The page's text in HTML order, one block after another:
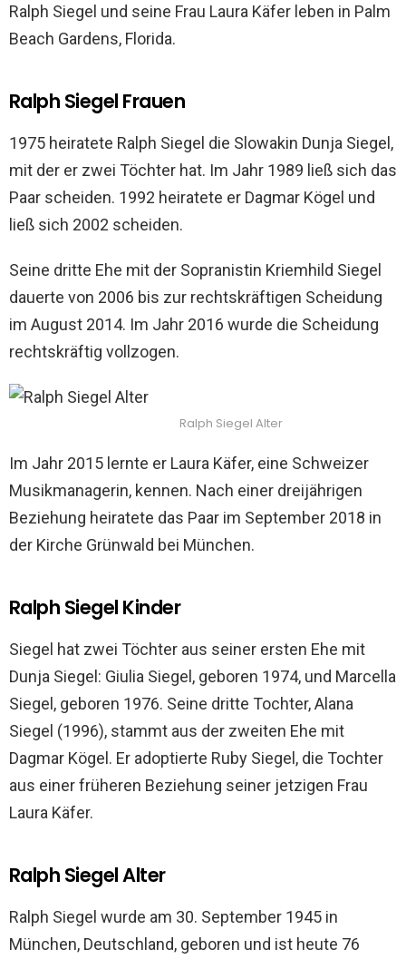
Ralph Siegel und seine Frau Laura Käfer leben in Palm
Beach Gardens, Florida.
Ralph Siegel Frauen
1975 heiratete Ralph Siegel die Slowakin Dunja Siegel,
mit der er zwei Töchter hat. Im Jahr 1989 ließ sich das
Paar scheiden. 1992 heiratete er Dagmar Kögel und
ließ sich 2002 scheiden.
Seine dritte Ehe mit der Sopranistin Kriemhild Siegel
dauerte von 2006 bis zur rechtskräftigen Scheidung
im August 2014. Im Jahr 2016 wurde die Scheidung
rechtskräftig vollzogen.
Ralph Siegel Alter
Im Jahr 2015 lernte er Laura Käfer, eine Schweizer
Musikmanagerin, kennen. Nach einer dreijährigen
Beziehung heiratete das Paar im September 2018 in
der Kirche Grünwald bei München.
Ralph Siegel Kinder
Siegel hat zwei Töchter aus seiner ersten Ehe mit
Dunja Siegel: Giulia Siegel, geboren 1974, und Marcella
Siegel, geboren 1976. Seine dritte Tochter, Alana
Siegel (1996), stammt aus der zweiten Ehe mit
Dagmar Kögel. Er adoptierte Ruby Siegel, die Tochter
aus einer früheren Beziehung seiner jetzigen Frau
Laura Käfer.
Ralph Siegel Alter
Ralph Siegel wurde am 30. September 1945 in
München, Deutschland, geboren und ist heute 76